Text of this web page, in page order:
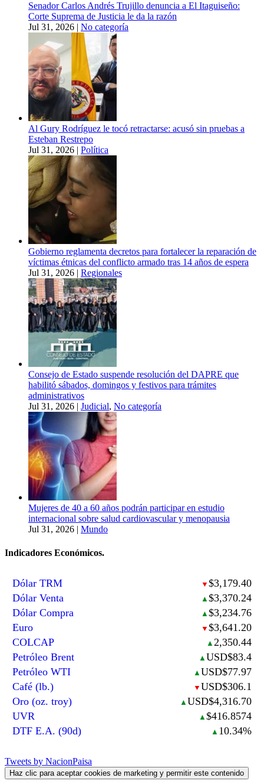
Senador Carlos Andrés Trujillo denuncia a El Itaguiseño:
Corte Suprema de Justicia le da la razón
Jul 31, 2026 | No categoría
Al Gury Rodríguez le tocó retractarse: acusó sin pruebas a
Esteban Restrepo
Jul 31, 2026 | Política
Gobierno reglamenta decretos para fortalecer la reparación de
víctimas étnicas del conflicto armado tras 14 años de espera
Jul 31, 2026 | Regionales
Consejo de Estado suspende resolución del DAPRE que
habilitó sábados, domingos y festivos para trámites
administrativos
Jul 31, 2026 | Judicial, No categoría
Mujeres de 40 a 60 años podrán participar en estudio
internacional sobre salud cardiovascular y menopausia
Jul 31, 2026 | Mundo
Indicadores Económicos.
Dólar TRM ▼ $3,179.40
Dólar Venta
▲ $3,370.24
Dólar Compra
▲ $3,234.76
Euro
▼ $3,641.20
COLCAP
▲ 2,350.44
Petróleo Brent
▲ USD$83.4
Petróleo WTI
▲ USD$77.97
Café (lb.)
▼ USD$306.1
Oro (oz. troy)
▲ USD$4,316.70
UVR
▲ $416.8574
DTF E.A. (90d)
▲ 10.34%
Tweets by NacionPaisa
Haz clic para aceptar cookies de marketing y permitir este contenido